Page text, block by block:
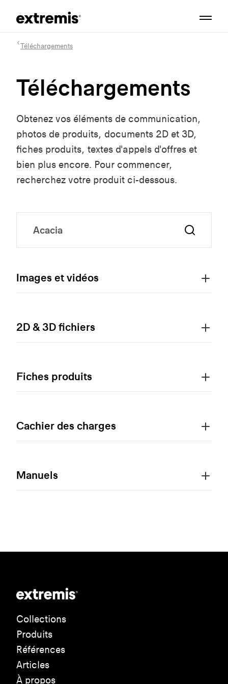
Téléchargements
Téléchargements
Obtenez vos éléments de communication,
photos de produits, documents 2D et 3D,
fiches produits, textes d'appels d'offres et
bien plus encore. Pour commencer,
recherchez votre produit ci-dessous.
Images et vidéos
2D & 3D fichiers
Fiches produits
Cachier des charges
Manuels
Collections
Produits
Références
Articles
À propos